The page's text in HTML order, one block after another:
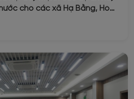
cho các xã Hạ Bằng, Hòa